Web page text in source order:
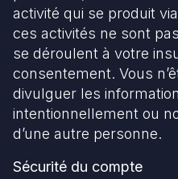
activité qui se produit
ces activités ne sont
se déroulent à votre
consentement. Vous
divulguer les
intentionnellement ou
d’une autre personne.
Sécurité du compte